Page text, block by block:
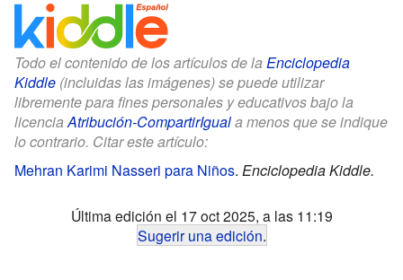
Todo el contenido de los artículos de la Enciclopedia
Kiddle (incluidas las imágenes) se puede utilizar
libremente para fines personales y educativos bajo la
licenciaAtribución-CompartirIguala menos que se indique
lo contrario. Citar este artículo:
Mehran Karimi Nasseri para Niños. Enciclopedia Kiddle.
Última edición el 17 oct 2025, a las 11:19
Sugerir una edición.